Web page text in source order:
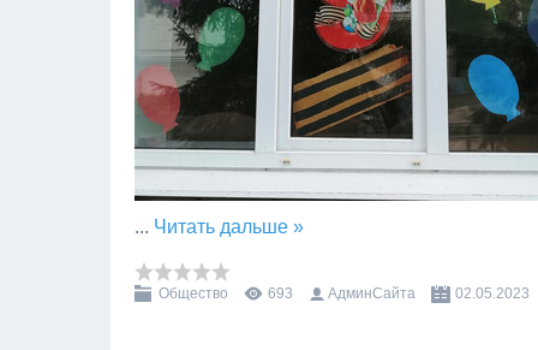
... Читать дальше »
Общество 693 АдминСайта 02.05.2023